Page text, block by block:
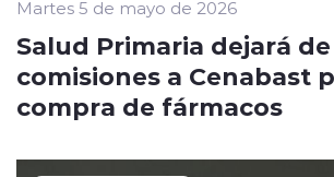
Martes 5 de mayo de 2026
Salud Primaria dejará
comisiones a Cenabast
compra de fármacos